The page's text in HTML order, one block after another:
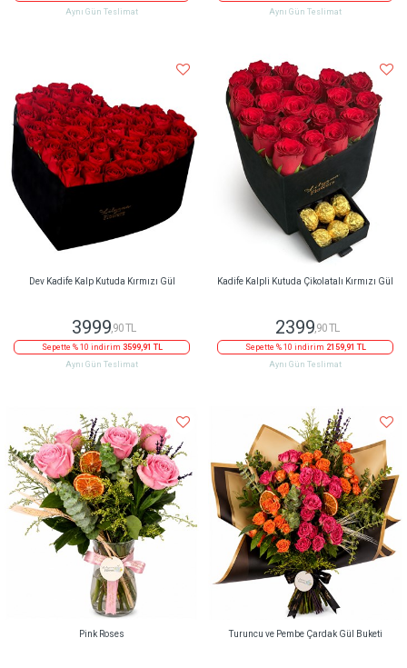
Aynı Gün Teslimat
Aynı Gün Teslimat
Dev Kadife Kalp Kutuda Kırmızı Gül
3999,90 TL
Sepette % 10 indirim 3599,91 TL
Aynı Gün Teslimat
Kadife Kalpli Kutuda Çikolatalı Kırmızı Gül
2399,90 TL
Sepette % 10 indirim 2159,91 TL
Aynı Gün Teslimat
Pink Roses Turuncu ve Pembe Çardak Gül Buketi